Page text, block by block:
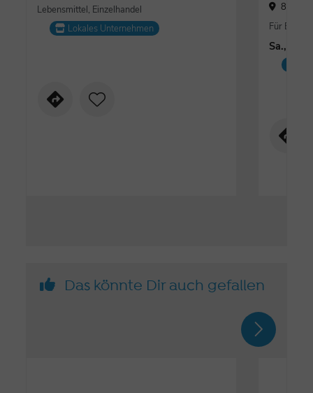
Lebensmittel, Einzelhandel
Lokales Unternehmen
82343
Für
Sa.,
Das könnte Dir auch gefallen